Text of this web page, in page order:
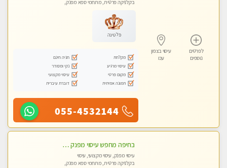
לפרטים
נוספים
עיסוי בצפון
עכו
בקלניקה פרטית, מתחמי ספא מפנק,
פלטינה
מקלחת
חניה חינם
עיסוי מרגיע
נקי ומסודר
מקום פרטי
עיסוי מקצועי
תמונה אמיתית
דוברת עיברית
055-4532144
בחיפה מחפש עיסוי מפנק ומרגיע ? בוא להכיר
עיסוי מפנק, עיסוי מקצועי, עיסוי
בקלניקה פרטית, מתחמי ספא מפנק,